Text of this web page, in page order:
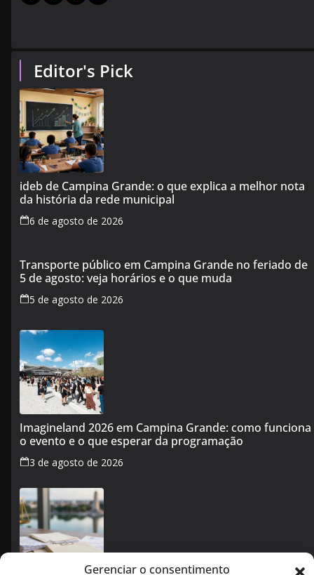
Gerenciar o consentimento
Editor's Pick
ideb de Campina Grande: o que explica a melhor nota
da história da rede municipal
6 de agosto de 2026
Transporte público em Campina Grande no feriado de
5 de agosto: veja horários e o que muda
5 de agosto de 2026
Imagineland 2026 em Campina Grande: como funciona
o evento e o que esperar da programação
3 de agosto de 2026